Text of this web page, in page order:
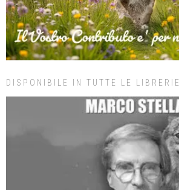
DISPONIBILE IN TUTTE LE LIBRERIE